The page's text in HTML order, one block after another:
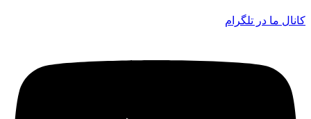
کانال ما در تلگرام